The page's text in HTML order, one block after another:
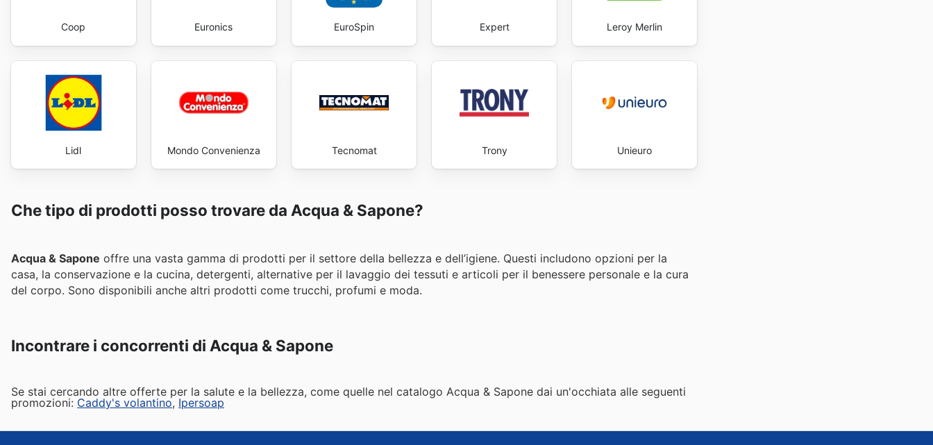
Coop Euronics EuroSpin Expert Leroy Merlin
Lidl Mondo Convenienza Tecnomat Trony Unieuro
Che tipo di prodotti posso trovare da Acqua & Sapone?
Acqua & Sapone offre una vasta gamma di prodotti per il settore della bellezza e dell’igiene. Questi includono opzioni per la
casa, la conservazione e la cucina, detergenti, alternative per il lavaggio dei tessuti e articoli per il benessere personale e la cura
del corpo. Sono disponibili anche altri prodotti come trucchi, profumi e moda.
Incontrare i concorrenti di Acqua & Sapone
Se stai cercando altre offerte per la salute e la bellezza, come quelle nel catalogo Acqua & Sapone dai un'occhiata alle seguenti
promozioni: Caddy's volantino, Ipersoap